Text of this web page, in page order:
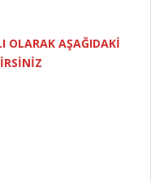
OLARAK AŞAĞIDAKİ